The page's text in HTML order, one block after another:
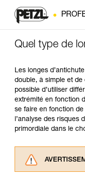
Quel type de
Les longes
double, à simple et
possible d’utiliser
extrémité en fonction
se faire en fonction de
l’analyse des risques
primordiale dans le